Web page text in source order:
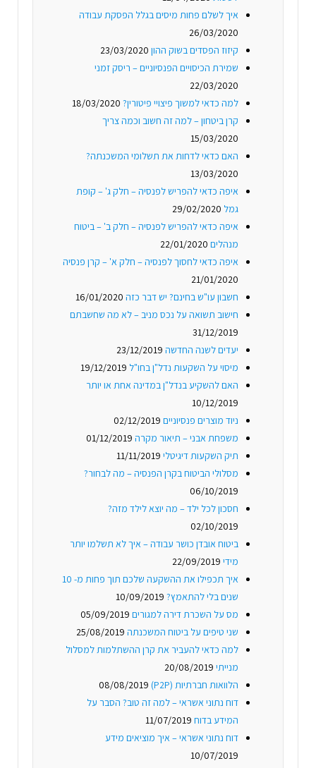
איך לשלם פחות מיסים בגלל הפסקת עבודה
26/03/2020
קיזוז הפסדים בשוק ההון 23/03/2020
שמירת הכיסויים הפנסיוניים – ריסק זמני
22/03/2020
למה כדאי למשוך פיצויי פיטורין? 18/03/2020
קרן ביטחון – למה זה חשוב וכמה צריך
15/03/2020
האם כדאי לדחות את תשלומי המשכנתה?
13/03/2020
איפה כדאי להפריש לפנסיה – חלק ג' – קופת
גמל 29/02/2020
איפה כדאי להפריש לפנסיה – חלק ב' – ביטוח
מנהלים 22/01/2020
איפה כדאי לחסוך לפנסיה – חלק א' – קרן פנסיה
21/01/2020
חשבון עו"ש בחינם? יש דבר כזה 16/01/2020
חישוב תשואה על נכס מניב – לא מה שחשבתם
31/12/2019
יעדים לשנה החדשה 23/12/2019
מיסוי על השקעות נדל"ן בחו"ל 19/12/2019
האם להשקיע בנדל"ן במדינה אחת או יותר
10/12/2019
ניוד מוצרים פנסיוניים 02/12/2019
משפחת אבני – תיאור מקרה 01/12/2019
תיק השקעות דיגיטלי 11/11/2019
מסלולי הביטוח בקרן הפנסיה – מה לבחור?
06/10/2019
חסכון לכל ילד – מה יוצא לילד מזה?
02/10/2019
ביטוח אובדן כושר עבודה – איך לא תשלמו יותר
מידי 22/09/2019
איך תכפילו את ההשקעה שלכם תוך פחות מ- 10
שנים בלי להתאמץ? 10/09/2019
מס על השכרת דירה למגורים 05/09/2019
שני טיפים על ביטוח המשכנתה 25/08/2019
למה כדאי להעביר את קרן ההשתלמות למסלול
מנייתי 20/08/2019
הלוואות חברתיות (P2P)
08/08/2019
דוח נתוני אשראי – למה זה טוב? הסבר על
המידע בדוח 11/07/2019
דוח נתוני אשראי – איך מוציאים מידע
10/07/2019